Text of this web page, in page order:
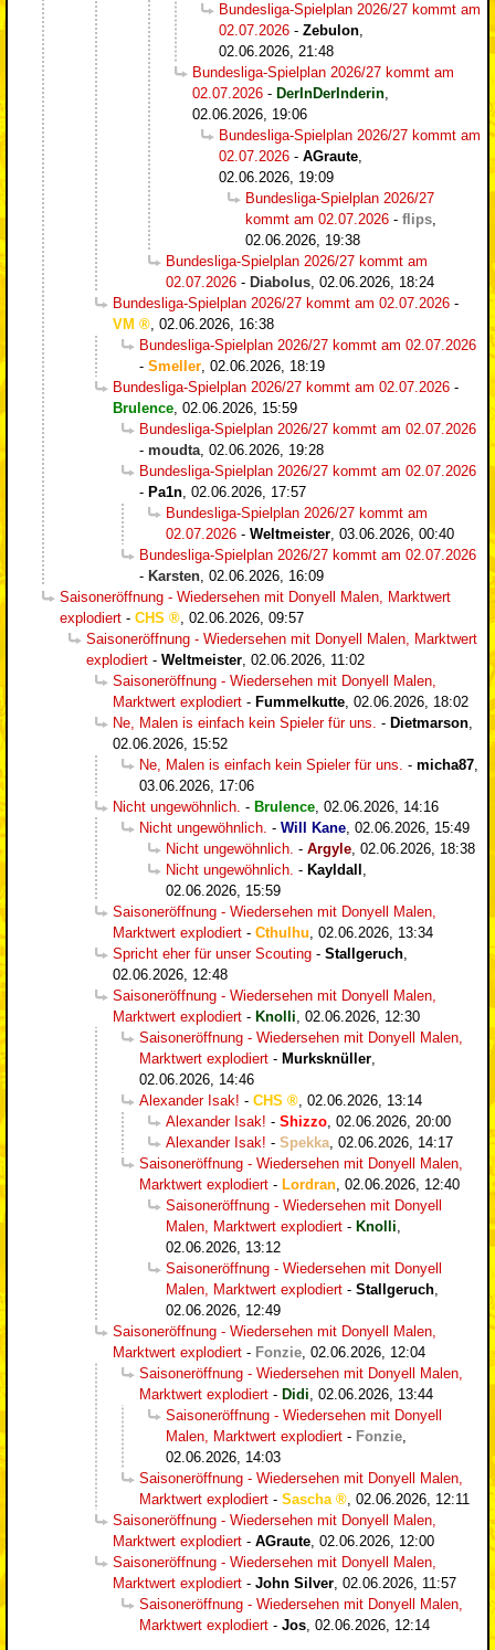
Bundesliga-Spielplan 2026/27 kommt am
02.07.2026 - Zebulon,
02.06.2026, 21:48
Bundesliga-Spielplan 2026/27 kommt am
02.07.2026 - DerInDerInderin,
02.06.2026, 19:06
Bundesliga-Spielplan 2026/27 kommt am
02.07.2026 - AGraute,
02.06.2026, 19:09
Bundesliga-Spielplan 2026/27
kommt am 02.07.2026 - flips,
02.06.2026, 19:38
Bundesliga-Spielplan 2026/27 kommt am
02.07.2026 - Diabolus, 02.06.2026, 18:24
Bundesliga-Spielplan 2026/27 kommt am 02.07.2026 -
VM
, 02.06.2026, 16:38
Bundesliga-Spielplan 2026/27 kommt am 02.07.2026
- Smeller, 02.06.2026, 18:19
Bundesliga-Spielplan 2026/27 kommt am 02.07.2026 -
Brulence, 02.06.2026, 15:59
Bundesliga-Spielplan 2026/27 kommt am 02.07.2026
- moudta, 02.06.2026, 19:28
Bundesliga-Spielplan 2026/27 kommt am 02.07.2026
- Pa1n, 02.06.2026, 17:57
Bundesliga-Spielplan 2026/27 kommt am
02.07.2026 - Weltmeister, 03.06.2026, 00:40
Bundesliga-Spielplan 2026/27 kommt am 02.07.2026
- Karsten, 02.06.2026, 16:09
Saisoneröffnung - Wiedersehen mit Donyell Malen, Marktwert
explodiert - CHS , 02.06.2026, 09:57
Saisoneröffnung - Wiedersehen mit Donyell Malen, Marktwert
explodiert - Weltmeister, 02.06.2026, 11:02
Saisoneröffnung - Wiedersehen mit Donyell Malen,
Marktwert explodiert - Fummelkutte, 02.06.2026, 18:02
Ne, Malen is einfach kein Spieler für uns. - Dietmarson,
02.06.2026, 15:52
Ne, Malen is einfach kein Spieler für uns. - micha87,
03.06.2026, 17:06
Nicht ungewöhnlich. - Brulence, 02.06.2026, 14:16
Nicht ungewöhnlich. - Will Kane, 02.06.2026, 15:49
Nicht ungewöhnlich. - Argyle, 02.06.2026, 18:38
Nicht ungewöhnlich. - Kayldall ,
02.06.2026, 15:59
Saisoneröffnung - Wiedersehen mit Donyell Malen,
Marktwert explodiert - Cthulhu, 02.06.2026, 13:34
Spricht eher für unser Scouting - Stallgeruch,
02.06.2026, 12:48
Saisoneröffnung - Wiedersehen mit Donyell Malen,
Marktwert explodiert - Knolli, 02.06.2026, 12:30
Saisoneröffnung - Wiedersehen mit Donyell Malen,
Marktwert explodiert - Murksknüller,
02.06.2026, 14:46
Alexander Isak! - CHS , 02.06.2026, 13:14
Alexander Isak! - Shizzo, 02.06.2026, 20:00
Alexander Isak! - Spekka, 02.06.2026, 14:17
Saisoneröffnung - Wiedersehen mit Donyell Malen,
Marktwert explodiert - Lordran, 02.06.2026, 12:40
Saisoneröffnung - Wiedersehen mit Donyell
Malen, Marktwert explodiert - Knolli,
02.06.2026, 13:12
Saisoneröffnung - Wiedersehen mit Donyell
Malen, Marktwert explodiert - Stallgeruch,
02.06.2026, 12:49
Saisoneröffnung - Wiedersehen mit Donyell Malen,
Marktwert explodiert - Fonzie, 02.06.2026, 12:04
Saisoneröffnung - Wiedersehen mit Donyell Malen,
Marktwert explodiert - Didi, 02.06.2026, 13:44
Saisoneröffnung - Wiedersehen mit Donyell
Malen, Marktwert explodiert - Fonzie,
02.06.2026, 14:03
Saisoneröffnung - Wiedersehen mit Donyell Malen,
Marktwert explodiert - Sascha , 02.06.2026, 12:11
Saisoneröffnung - Wiedersehen mit Donyell Malen,
Marktwert explodiert - AGraute, 02.06.2026, 12:00
Saisoneröffnung - Wiedersehen mit Donyell Malen,
Marktwert explodiert - John Silver, 02.06.2026, 11:57
Saisoneröffnung - Wiedersehen mit Donyell Malen,
Marktwert explodiert - Jos, 02.06.2026, 12:14